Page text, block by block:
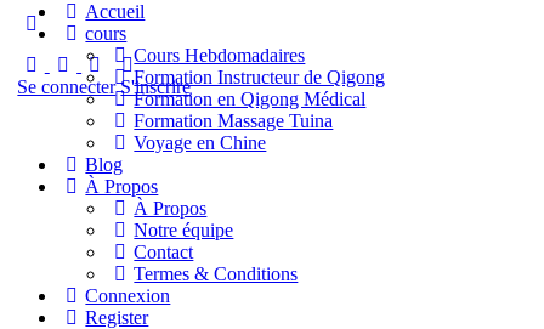
More
options
Se connecter S'inscrire
Accueil
cours
Cours Hebdomadaires
Formation Instructeur de Qigong
Formation en Qigong Médical
Formation Massage Tuina
Voyage en Chine
Blog
À Propos
À Propos
Notre équipe
Contact
Termes & Conditions
Connexion
Register